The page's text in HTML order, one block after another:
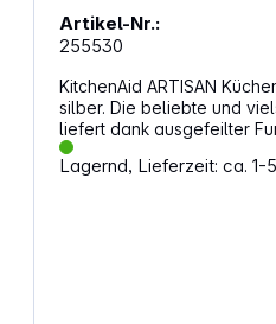
Artikel-Nr.:
255530
KitchenAid ARTISAN
silber. Die beliebte und
liefert dank ausgefeilter
Metallkonstruktion und
Anbringen zahlreicher
Lagernd, Lieferzeit: ca. 1-